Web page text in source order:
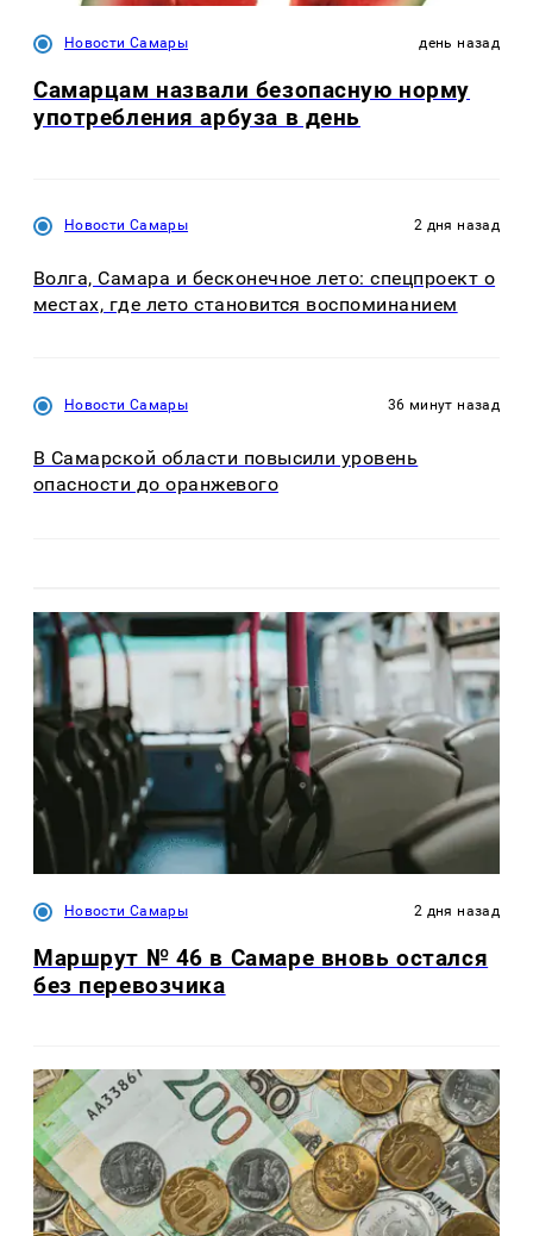
Новости Самары день назад
Самарцам назвали безопасную норму
употребления арбуза в день
Новости Самары 2 дня назад
Волга, Самара и бесконечное лето: спецпроект о
местах, где лето становится воспоминанием
Новости Самары 36 минут назад
В Самарской области повысили уровень
опасности до оранжевого
Новости Самары 2 дня назад
Маршрут № 46 в Самаре вновь остался
без перевозчика